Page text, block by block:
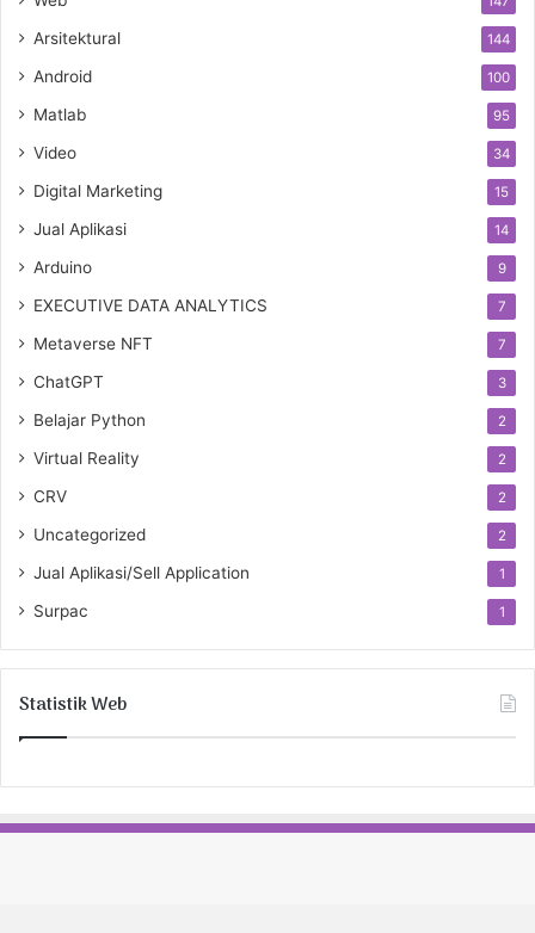
Arsitektural 144
Android 100
Matlab 95
Video 34
Digital Marketing 15
Jual Aplikasi 14
Arduino 9
EXECUTIVE DATA ANALYTICS 7
Metaverse NFT 7
ChatGPT 3
Belajar Python 2
Virtual Reality 2
CRV 2
Uncategorized 2
Jual Aplikasi/Sell Application 1
Surpac 1
Statistik Web